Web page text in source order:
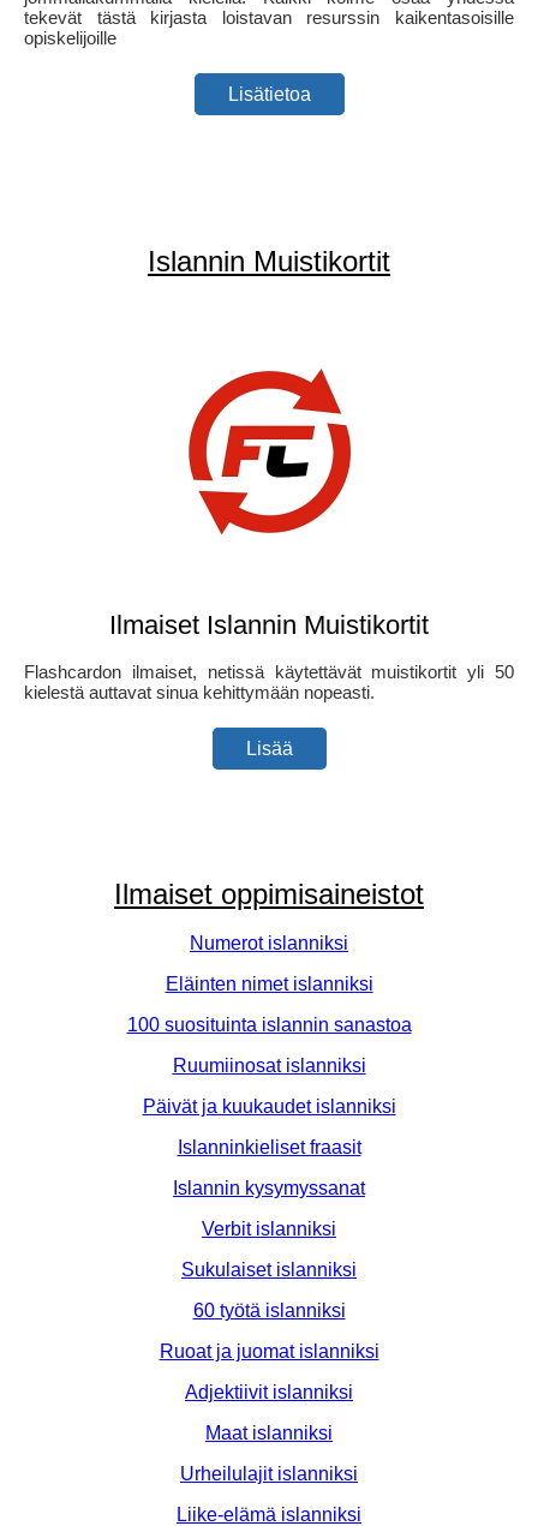
tekevät tästä kirjasta loistavan resurssin kaikentasoisille
opiskelijoille
Lisätietoa
Islannin Muistikortit
Ilmaiset Islannin Muistikortit
Flashcardon ilmaiset, netissä käytettävät muistikortit yli 50
kielestä auttavat sinua kehittymään nopeasti.
Lisää
Ilmaiset oppimisaineistot
Numerot islanniksi
Eläinten nimet islanniksi
100 suosituinta islannin sanastoa
Ruumiinosat islanniksi
Päivät ja kuukaudet islanniksi
Islanninkieliset fraasit
Islannin kysymyssanat
Verbit islanniksi
Sukulaiset islanniksi
60 työtä islanniksi
Ruoat ja juomat islanniksi
Adjektiivit islanniksi
Maat islanniksi
Urheilulajit islanniksi
Liike-elämä islanniksi